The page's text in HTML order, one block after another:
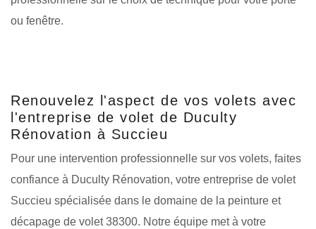
ou fenêtre.
Renouvelez l'aspect de vos volets avec
l'entreprise de volet de Duculty
Rénovation à Succieu
Pour une intervention professionnelle sur vos volets, faites
confiance à Duculty Rénovation, votre entreprise de volet
Succieu spécialisée dans le domaine de la peinture et
décapage de volet 38300. Notre équipe met à votre